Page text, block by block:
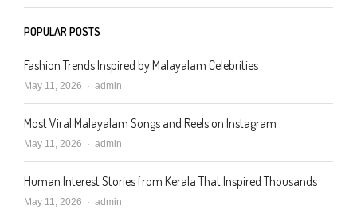
POPULAR POSTS
Fashion Trends Inspired by Malayalam Celebrities
May 11, 2026 Author
admin
Most Viral Malayalam Songs and Reels on Instagram
May 11, 2026 Author
admin
Human Interest Stories from Kerala That Inspired Thousands
May 11, 2026 Author
admin